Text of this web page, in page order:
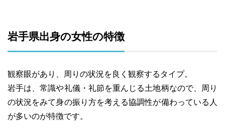
岩手県出身の女性の特徴
観察眼があり、周りの状況を良く観察するタイプ。
岩手は、常識や礼儀・礼節を重んじる土地柄なので、周り
の状況をみて身の振り方を考える協調性が備わっている人
が多いのが特徴です。